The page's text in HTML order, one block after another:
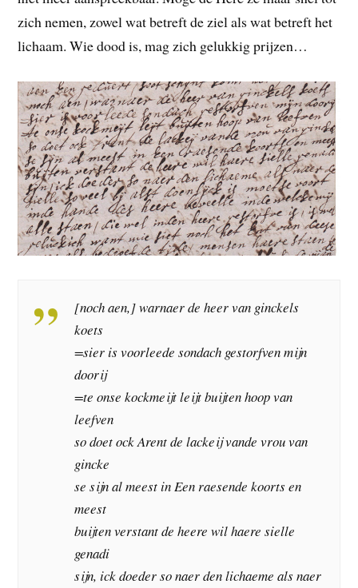
zich nemen, zowel wat betreft de ziel als wat betreft het
lichaam. Wie dood is, mag zich gelukkig prijzen…
[noch aen,] warnaer de heer van ginckels
koets
=sier is voorleede sondach gestorfven mijn
doorij
=te onse kockmeijt leijt buijten hoop van
leefven
so doet ock Arent de lackeij vande vrou van
gincke
se sijn al meest in Een raesende koorts en
meest
buijten verstant de heere wil haere sielle
genadi
sijn, ick doeder so naer den lichaeme als naer